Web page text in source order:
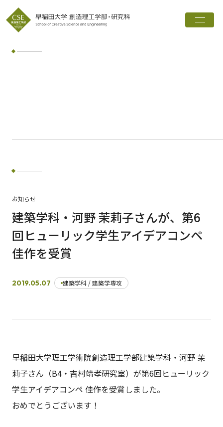
トップ
創造理工学部とは
ワード検索
検索
早稲田大学 早稲田大学 理工学術院
お知らせ
建築学科・河野 茉莉子さんが、第6
回ヒューリック学生アイデアコンペ
佳作を受賞
2019.05.07 建築学科 / 建築学専攻
早稲田大学理工学術院創造理工学部建築学科・河野 茉
莉子さん（B4・吉村靖孝研究室）が第6回ヒューリック
学生アイデアコンペ 佳作を受賞しました。
おめでとうございます！